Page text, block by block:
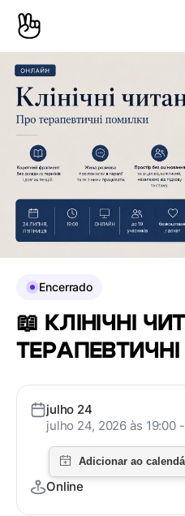
Encerrado
📖 КЛІНІЧНІ
julho 24
julho 24, 2026 às 19:00
Online